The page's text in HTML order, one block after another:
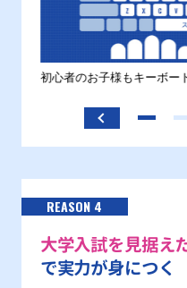
初心者のお子様もキーボー
REASON 4
大学入試を見据え
で実力が身につく